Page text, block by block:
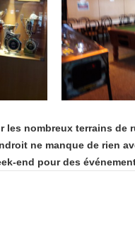
nombreux terrains de
ne manque de rien
end pour des